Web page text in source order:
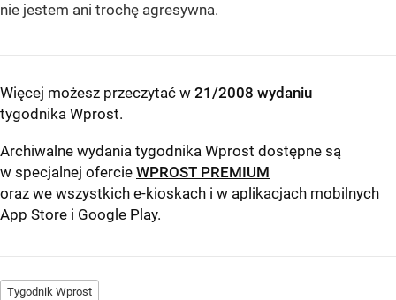
nie jestem ani trochę agresywna.
Więcej możesz przeczytać w 21/2008 wydaniu
tygodnika Wprost.
Archiwalne wydania tygodnika Wprost dostępne są
w specjalnej ofercie WPROST PREMIUM
oraz we wszystkich e-kioskach i w aplikacjach mobilnych
App Store i Google Play.
Tygodnik Wprost